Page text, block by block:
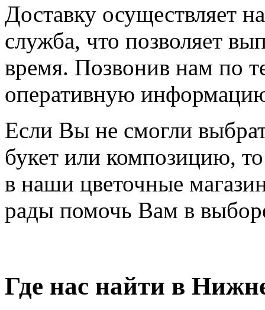
Доставку осуществляет
служба, что позволяет
время. Позвонив нам по
оперативную информацию
Если Вы не смогли
букет или композицию,
в наши цветочные
рады помочь Вам в
Где нас найти в